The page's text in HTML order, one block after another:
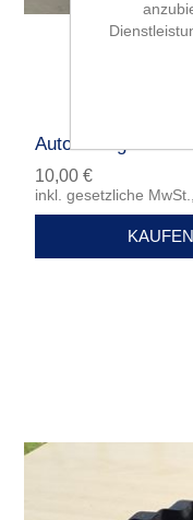
Automatikgetriebe
10,00 €
inkl. gesetzliche